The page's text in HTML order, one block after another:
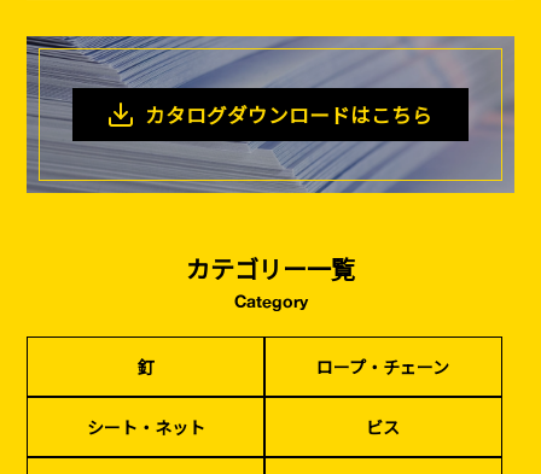
フレコン・袋物 養生・フィルム ワイヤー・番線
現場用品・保安用品
建築金物・建築資材
型枠部材 基礎用部材 土木資材 テープ
シーリング剤・接着剤・スプレー等
建てる（建築）
カタログダウンロードはこちら
カテゴリー一覧
Category
釘 ロープ・チェーン
シート・ネット ビス